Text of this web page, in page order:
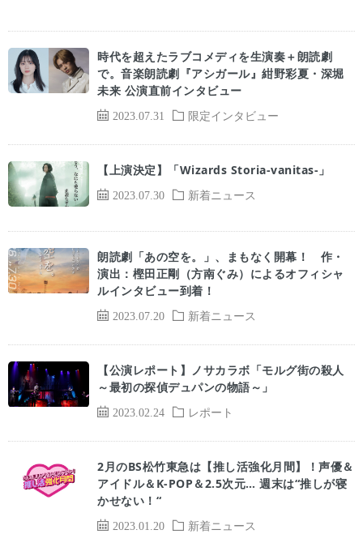
2023.07.31 限定インタビュー
時代を超えたラブコメディを生演奏＋朗読劇
で。音楽朗読劇『アシガール』紺野彩夏・深堀
未来 公演直前インタビュー
2023.07.30 新着ニュース
【上演決定】「Wizards Storia-vanitas-」
2023.07.20 新着ニュース
朗読劇「あの空を。」、まもなく開幕！ 作・
演出：樫田正剛（方南ぐみ）によるオフィシャ
ルインタビュー到着！
2023.02.24 レポート
【公演レポート】ノサカラボ 「モルグ街の殺人
～最初の探偵デュパンの物語～」
2023.01.20 新着ニュース
2月のBS松竹東急は【推し活強化月間】！声優＆
アイドル＆K-POP＆2.5次元… 週末は“推しが寝
かせない！“